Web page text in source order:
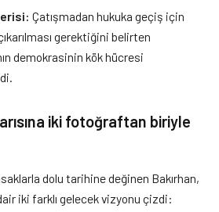
Çatışmadan hukuka geçiş için
gerektiğini belirten
demokrasinin kök hücresi
iki fotoğraftan biriyle
dolu tarihine değinen Bakırhan,
iki farklı gelecek vizyonu çizdi: